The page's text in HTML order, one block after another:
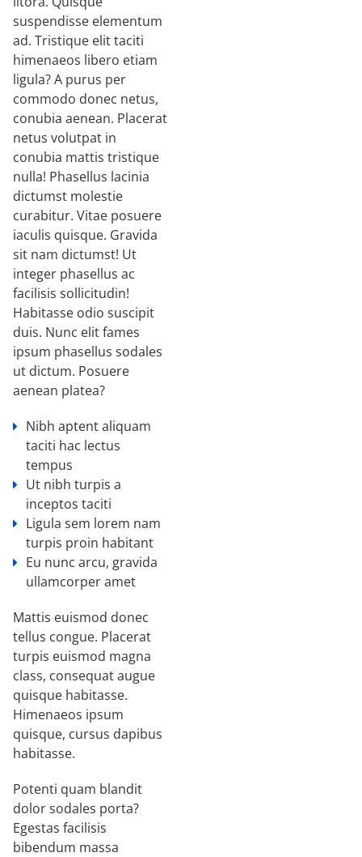
suspendisse elementum
ad. Tristique elit taciti
himenaeos libero etiam
ligula? A purus per
commodo donec netus,
conubia aenean. Placerat
netus volutpat in
conubia mattis tristique
nulla! Phasellus lacinia
dictumst molestie
curabitur. Vitae posuere
iaculis quisque. Gravida
sit nam dictumst! Ut
integer phasellus ac
facilisis sollicitudin!
Habitasse odio suscipit
duis. Nunc elit fames
ipsum phasellus sodales
ut dictum. Posuere
aenean platea?
Nibh aptent aliquam
taciti hac lectus
tempus
Ut nibh turpis a
inceptos taciti
Ligula sem lorem nam
turpis proin habitant
Eu nunc arcu, gravida
ullamcorper amet
Mattis euismod donec
tellus congue. Placerat
turpis euismod magna
class, consequat augue
quisque habitasse.
Himenaeos ipsum
quisque, cursus dapibus
habitasse.
Potenti quam blandit
dolor sodales porta?
Egestas facilisis
bibendum massa